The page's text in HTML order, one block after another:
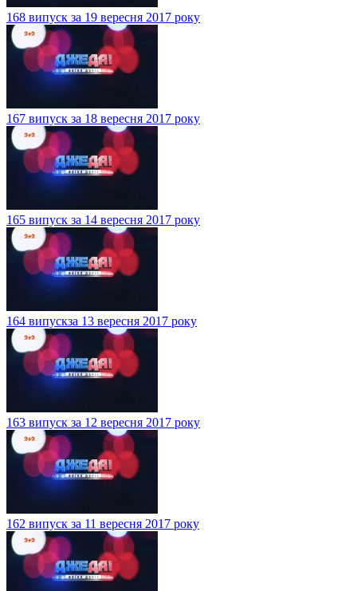
168 випуск за 19 вересня 2017 року
167 випуск за 18 вересня 2017 року
165 випуск за 14 вересня 2017 року
164 випускза 13 вересня 2017 року
163 випуск за 12 вересня 2017 року
162 випуск за 11 вересня 2017 року